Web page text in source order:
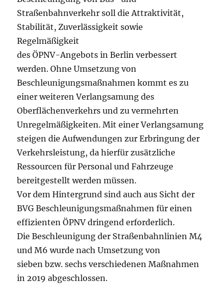
Straßenbahnverkehr soll die Attraktivität,
Stabilität, Zuverlässigkeit sowie
Regelmäßigkeit
des ÖPNV-Angebots in Berlin verbessert
werden. Ohne Umsetzung von
Beschleunigungsmaßnahmen kommt es zu
einer weiteren Verlangsamung des
Oberflächenverkehrs und zu vermehrten
Unregelmäßigkeiten. Mit einer Verlangsamung
steigen die Aufwendungen zur Erbringung der
Verkehrsleistung, da hierfür zusätzliche
Ressourcen für Personal und Fahrzeuge
bereitgestellt werden müssen.
Vor dem Hintergrund sind auch aus Sicht der
BVG Beschleunigungsmaßnahmen für einen
effizienten ÖPNV dringend erforderlich.
Die Beschleunigung der Straßenbahnlinien M4
und M6 wurde nach Umsetzung von
sieben bzw. sechs verschiedenen Maßnahmen
in 2019 abgeschlossen.